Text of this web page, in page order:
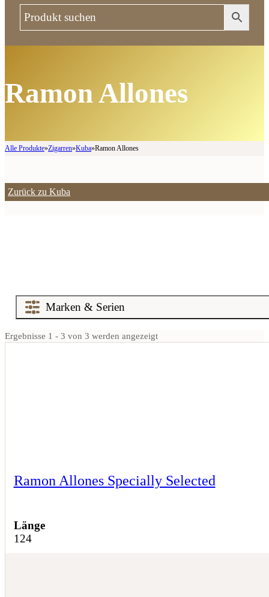
Ramon Allones
Alle Produkte»Zigarren»Kuba»Ramon Allones
Zurück zu Kuba
Ergebnisse 1 - 3 von 3 werden angezeigt
Ramon Allones Specially Selected
Länge
124